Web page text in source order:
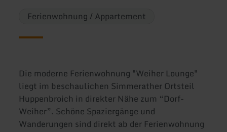
Ferienwohnung / Appartement
Die moderne Ferienwohnung "Weiher Lounge"
liegt im beschaulichen Simmerather Ortsteil
Huppenbroich in direkter Nähe zum “Dorf-
Weiher”. Schöne Spaziergänge und
Wanderungen sind direkt ab der Ferienwohnung